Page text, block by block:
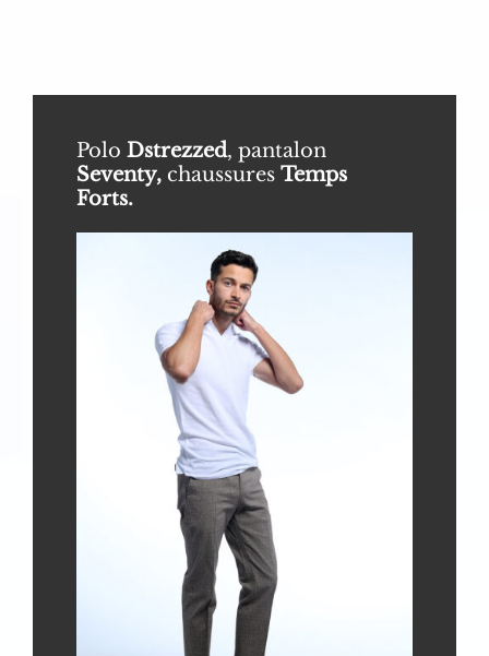
Polo Dstrezzed, pantalon
Seventy,chaussures Temps
Forts.